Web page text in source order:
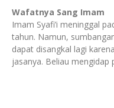
Wafatnya Sang Imam
Imam Syafi’i meninggal
tahun. Namun,
dapat disangkal lagi
jasanya. Beliau mengidap